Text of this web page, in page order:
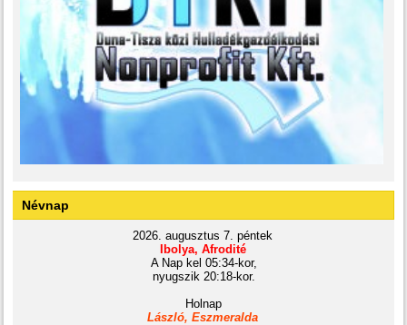
Névnap
2026. augusztus 7. péntek
Ibolya, Afrodité
A Nap kel 05:34-kor,
nyugszik 20:18-kor.
Holnap
László, Eszmeralda